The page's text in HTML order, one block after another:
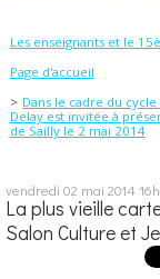
Les enseignants et le
Page d'accueil
Dans le cadre du
Delay est invitée à
de Sailly le 2 mai 2014
vendredi 02 mai 2014
La plus vieille
Salon Culture et